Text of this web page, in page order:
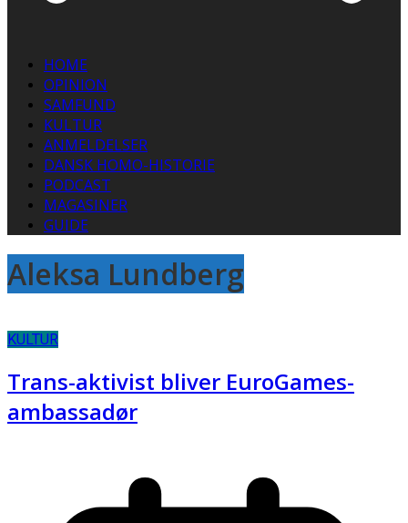
HOME
OPINION
SAMFUND
KULTUR
ANMELDELSER
DANSK HOMO-HISTORIE
PODCAST
MAGASINER
GUIDE
Aleksa Lundberg
KULTUR
Trans-aktivist bliver EuroGames-
ambassadør